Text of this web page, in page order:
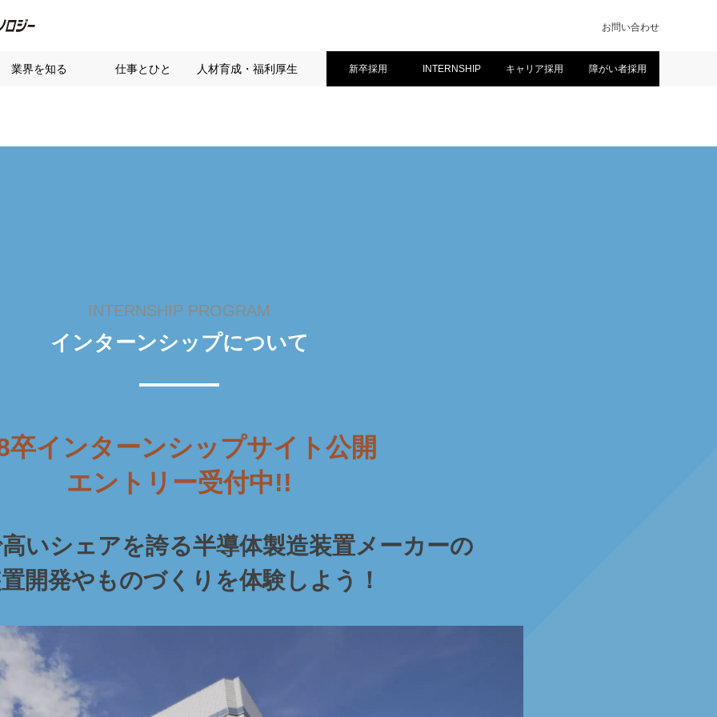
お問い合わせ
業界を知る 仕事とひと 人材育成・福利厚生 新卒採用 INTERNSHIP キャリア採用 障がい者採用
インターンシップについて
卒インターンシップサイト公開
エントリー受付中!!
いシェアを誇る半導体製造装置メーカーの
開発やものづくりを体験しよう！